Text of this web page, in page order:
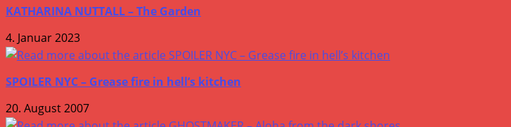
KATHARINA NUTTALL – The Garden
4. Januar 2023
SPOILER NYC – Grease fire in hell’s kitchen
20. August 2007